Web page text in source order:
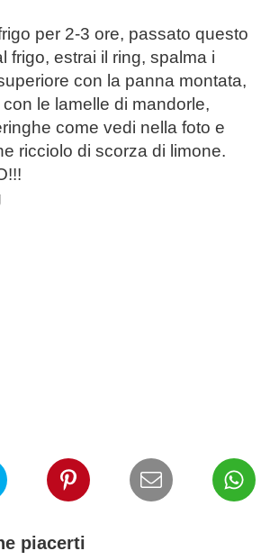
per 2-3 ore, passato questo
frigo, estrai il ring, spalma i
con la panna montata,
le lamelle di mandorle,
come vedi nella foto e
ricciolo di scorza di limone.
piacerti